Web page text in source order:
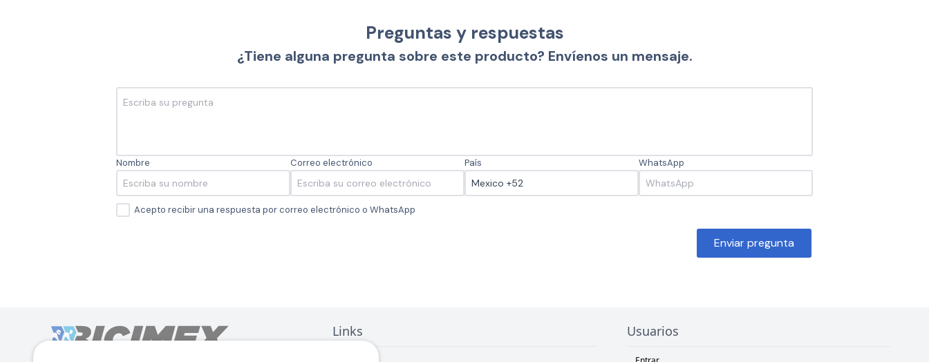
Preguntas y respuestas
¿Tiene alguna pregunta sobre este producto? Envíenos un mensaje.
Nombre Correo electrónico País WhatsApp
Acepto recibir una respuesta por correo electrónico o WhatsApp
Enviar pregunta
Links Usuarios